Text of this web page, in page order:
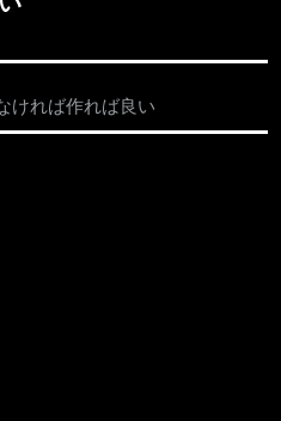
ければ作れば良い